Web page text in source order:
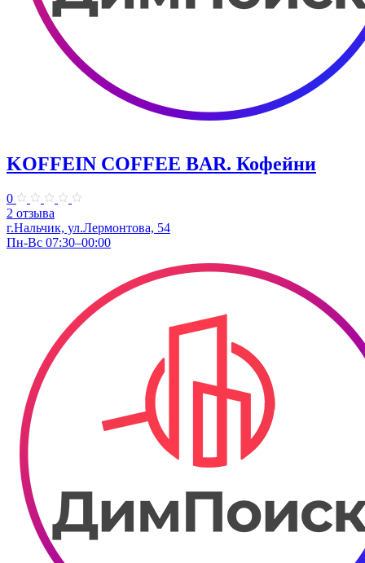
KOFFEIN COFFEE BAR. Кофейни
0
2 отзыва
г.Нальчик, ул.Лермонтова, 54
Пн-Вс 07:30–00:00